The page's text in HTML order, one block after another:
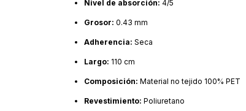
Nivel de absorción: 4/5
Grosor: 0.43 mm
Adherencia: Seca
Largo: 110 cm
Composición: Material no tejido 100% PET
Revestimiento: Poliuretano